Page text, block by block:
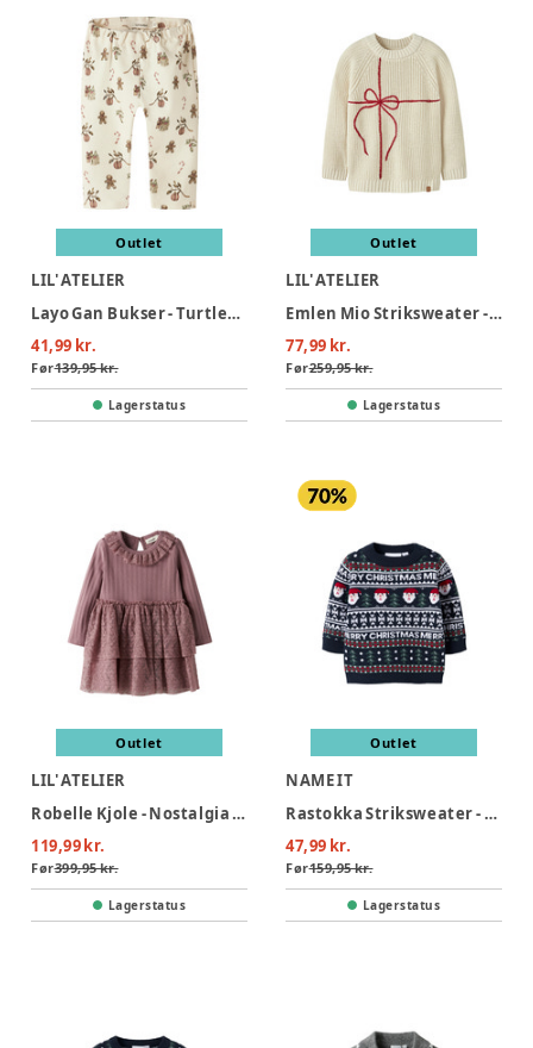
Outlet
LIL' ATELIER
Layo Gan Bukser - Turtledove
41,99 kr.
Før139,95 kr.
Lagerstatus
Outlet
LIL' ATELIER
Emlen Mio Striksweater - Turtledove
77,99 kr.
Før259,95 kr.
Lagerstatus
Outlet
LIL' ATELIER
Robelle Kjole - Nostalgia Rose
119,99 kr.
Før399,95 kr.
Lagerstatus
Outlet
NAME IT
Rastokka Striksweater - Dark Sapphire
47,99 kr.
Før159,95 kr.
Lagerstatus